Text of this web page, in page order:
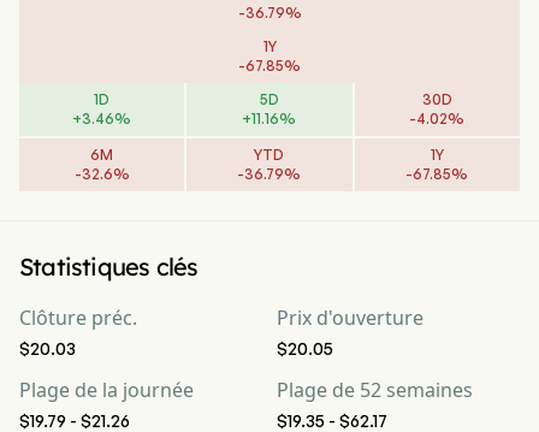
-36.79%
1Y
-67.85%
1D
+3.46%
5D
+11.16%
30D
-4.02%
6M
-32.6%
YTD
-36.79%
1Y
-67.85%
Statistiques clés
Clôture préc.
$20.03
Prix d'ouverture
$20.05
Plage de la journée
$19.79 - $21.26
Plage de 52 semaines
$19.35 - $62.17